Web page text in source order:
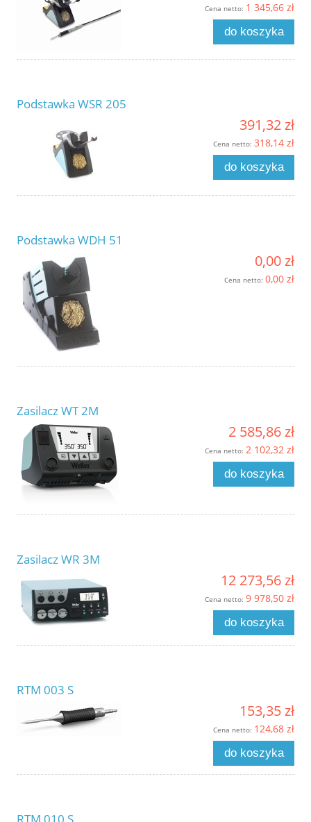
Cena netto: 1 345,66 zł
do koszyka
Podstawka WSR 205
391,32 zł
Cena netto: 318,14 zł
do koszyka
Podstawka WDH 51
0,00 zł
Cena netto: 0,00 zł
Zasilacz WT 2M
2 585,86 zł
Cena netto: 2 102,32 zł
do koszyka
Zasilacz WR 3M
12 273,56 zł
Cena netto: 9 978,50 zł
do koszyka
RTM 003 S
153,35 zł
Cena netto: 124,68 zł
do koszyka
RTM 010 S